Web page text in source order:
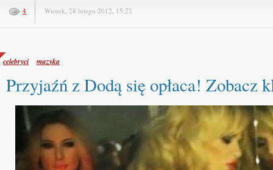
4 Wtorek, 28 lutego 2012, 15:22
celebryci muzyka
Przyjaźń z Dodą się opłaca! Zobacz